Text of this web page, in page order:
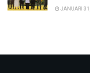
JANUARI